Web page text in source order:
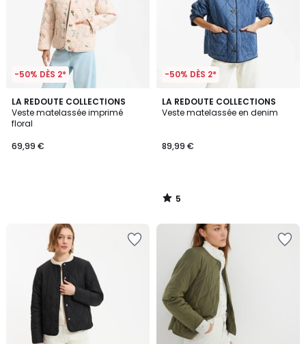
-50% DÈS 2*
LA REDOUTE COLLECTIONS
Veste matelassée imprimé
floral
€.
69,99 €
-50% DÈS 2*
LA REDOUTE COLLECTIONS
Veste matelassée en denim
89,99 €
5
/
5
/